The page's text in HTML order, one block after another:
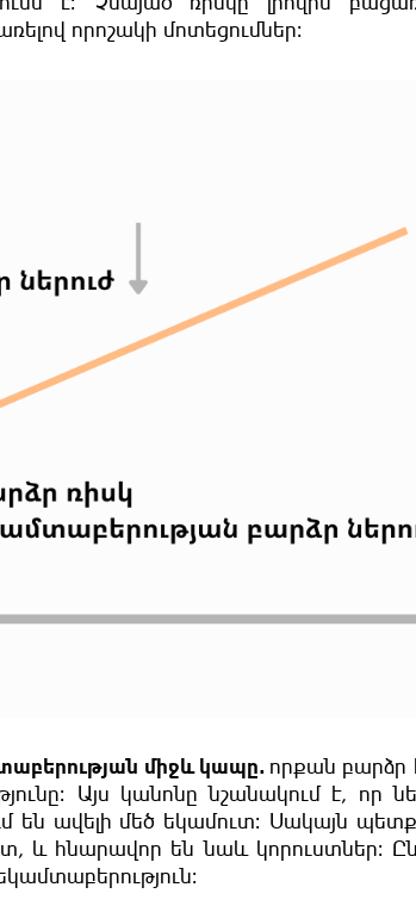
որոշակի մոտեցումներ։
միջև կապը․որքան բարձր
Այս կանոնը նշանակում է, որ
ավելի մեծ եկամուտ։ Սակայն պետք
և հնարավոր են նաև կորուստներ։